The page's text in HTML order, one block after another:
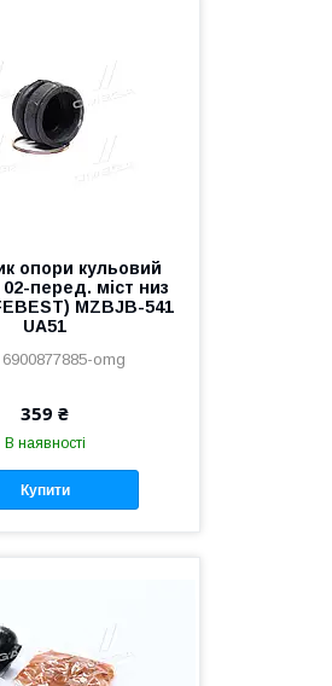
опори кульовий
02-перед. міст низ
MZBJB-541
UA51
6900877885-omg
359 ₴
В наявності
Купити